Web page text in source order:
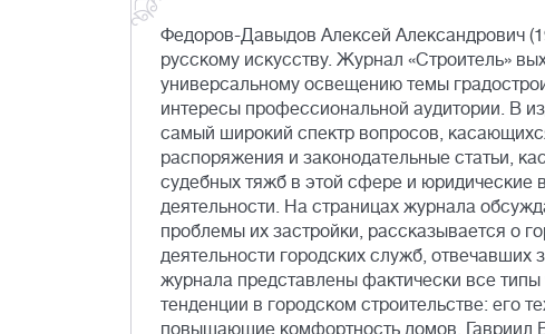
Федоров-Давыдов Алексей Александрович
русскому искусству. Журнал «Строитель»
универсальному освещению темы
интересы профессиональной аудитории. В
самый широкий спектр вопросов,
распоряжения и законодательные статьи,
судебных тяжб в этой сфере и юридические
деятельности. На страницах журнала
проблемы их застройки, рассказывается о
деятельности городских служб,
журнала представлены фактически все
тенденции в городском строительстве: его
повышающие комфортность домов. Гавриил